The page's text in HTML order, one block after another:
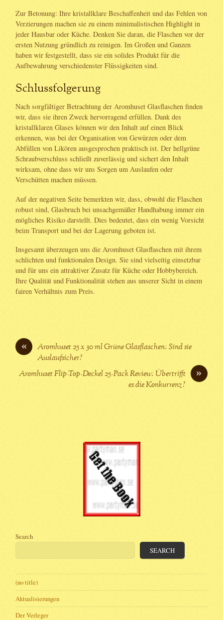
Zur Betonung: Ihre kristallklare Beschaffenheit und das Fehlen von
Verzierungen machen sie zu einem minimalistischen Highlight in
jeder Hausbar oder Küche. Denken Sie daran, die Flaschen vor der
ersten Nutzung gründlich zu reinigen. Im Großen und Ganzen
haben wir festgestellt, dass sie ein solides Produkt für die
Aufbewahrung verschiedenster Flüssigkeiten sind.
Schlussfolgerung
Nach sorgfältiger Betrachtung der Aromhuset Glasflaschen finden
wir, dass sie ihren Zweck hervorragend erfüllen. Dank des
kristallklaren Glases können wir den Inhalt auf einen Blick
erkennen, was bei der Organisation von Gewürzen oder dem
Abfüllen von Likören ausgesprochen praktisch ist. Der hellgrüne
Schraubverschluss schließt zuverlässig und sichert den Inhalt
wirksam, ohne dass wir uns Sorgen um Auslaufen oder
Verschütten machen müssen.
Auf der negativen Seite bemerkten wir, dass, obwohl die Flaschen
robust sind, Glasbruch bei unsachgemäßer Handhabung immer ein
mögliches Risiko darstellt. Dies bedeutet, dass ein wenig Vorsicht
beim Transport und bei der Lagerung geboten ist.
Insgesamt überzeugen uns die Aromhuset Glasflaschen mit ihrem
schlichten und funktionalen Design. Sie sind vielseitig einsetzbar
und für uns ein attraktiver Zusatz für Küche oder Hobbybereich.
Ihre Qualität und Funktionalität stehen aus unserer Sicht in einem
fairen Verhältnis zum Preis.
«
Aromhuset 25 x 30 ml Grüne Glasflaschen: Sind sie
Auslaufsicher?
»
Aromhuset Flip-Top-Deckel 25-Pack Review: Übertrifft
es die Konkurrenz?
Search
SEARCH
(no title)
Aktualisierungen
Der Verleger